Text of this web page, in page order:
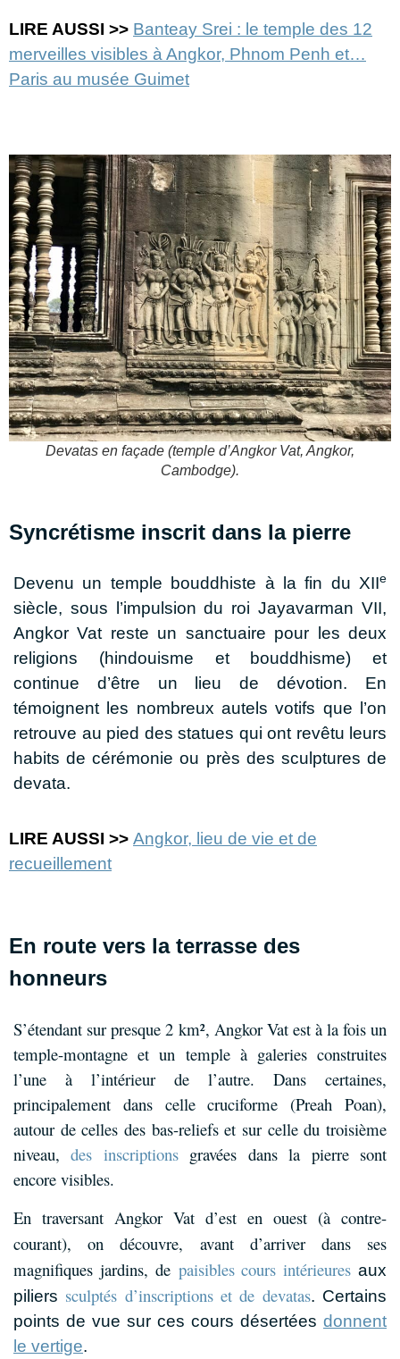
LIRE AUSSI >> Banteay Srei : le temple des 12
merveilles visibles à Angkor, Phnom Penh et…
Paris au musée Guimet
Devatas en façade (temple d’Angkor Vat, Angkor,
Cambodge).
Syncrétisme inscrit dans la pierre
Devenu un temple bouddhiste à la fin du XIIe
siècle, sous l’impulsion du roi Jayavarman VII,
Angkor Vat reste un sanctuaire pour les deux
religions (hindouisme et bouddhisme) et
continue d’être un lieu de dévotion. En
témoignent les nombreux autels votifs que l’on
retrouve au pied des statues qui ont revêtu leurs
habits de cérémonie ou près des sculptures de
devata.
LIRE AUSSI >> Angkor, lieu de vie et de
recueillement
En route vers la terrasse des
honneurs
S’étendant sur presque 2 km², Angkor Vat est à la fois un
temple-montagne et un temple à galeries construites
l’une à l’intérieur de l’autre. Dans certaines,
principalement dans celle cruciforme (Preah Poan),
autour de celles des bas-reliefs et sur celle du troisième
niveau,des inscriptionsgravées dans la pierre sont
encore visibles.
En traversant Angkor Vat d’est en ouest (à contre-
courant), on découvre, avant d’arriver dans ses
magnifiques jardins, de paisibles cours intérieures aux
piliers sculptés d’inscriptions et de devatas. Certains
points de vue sur ces cours désertées donnent
le vertige.